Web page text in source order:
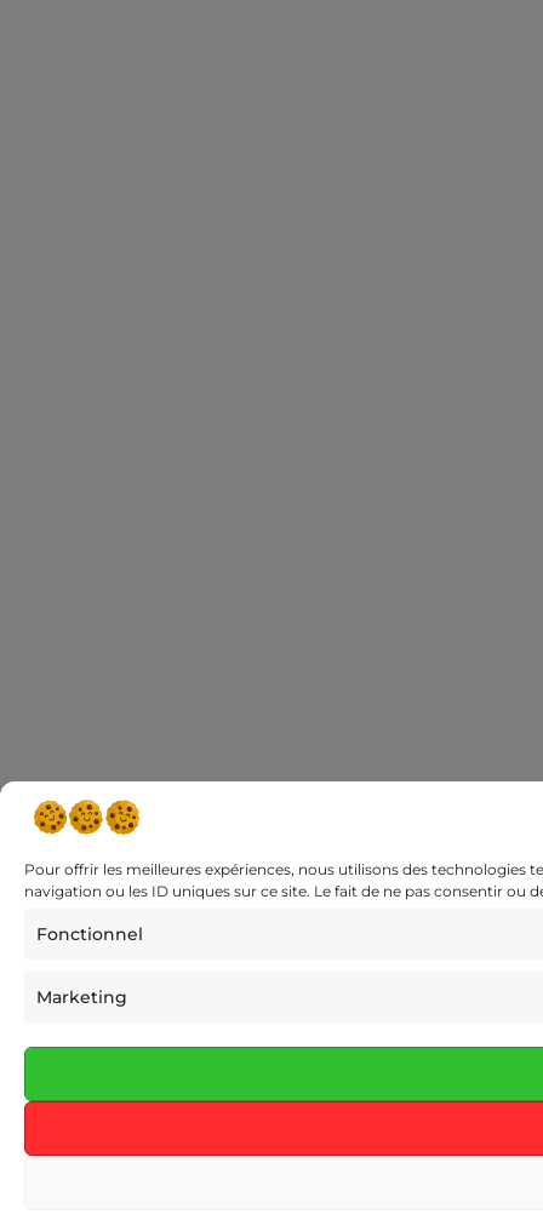
Pour offrir les meilleures expériences, nous utilisons des
navigation ou les ID uniques sur ce site. Le fait de ne pas consentir
Fonctionnel
Marketing